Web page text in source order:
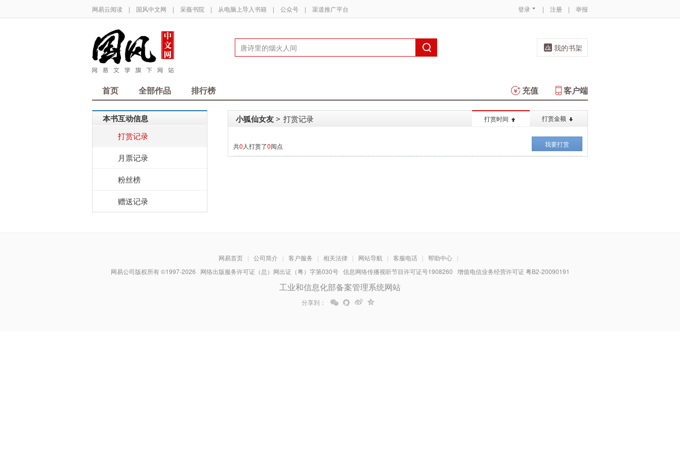
网易云阅读 | 国风中文网 | 采薇书院 | 从电脑上导入书籍 | 公众号 | 渠道推广平台 登录 | 注册 | 举报
我的书架
首页 全部作品 排行榜 客户端
充值
本书互动信息
打赏记录
月票记录
粉丝榜
赠送记录
打赏时间 打赏金额
小狐仙女友 > 打赏记录
共0 人打赏了0阅点 我要打赏
网易首页 | 公司简介 | 客户服务 | 相关法律 | 网站导航 | 客服电话 | 帮助中心 |
网易公司版权所有 ©1997-2026 网络出版服务许可证（总）网出证（粤）字第030号 信息网络传播视听节目许可证号1908260 增值电信业务经营许可证 粤B2-20090191
工业和信息化部备案管理系统网站
分享到：